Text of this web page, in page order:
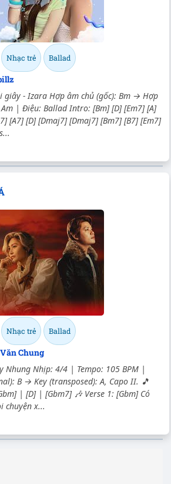
Nhạc trẻ Ballad
- Izara Hợp âm chủ (gốc): Bm → Hợp
| Điệu: Ballad Intro: [Bm] [D] [Em7] [A]
[A7] [D] [Dmaj7] [Dmaj7] [Bm7] [B7] [Em7]
Nhạc trẻ Ballad
Chung
Nhung Nhịp: 4/4 | Tempo: 105 BPM |
B → Key (transposed): A, Capo II. 🎵
| [D] | [Gbm7] 🎶 Verse 1: [Gbm] Có
chuyện x...